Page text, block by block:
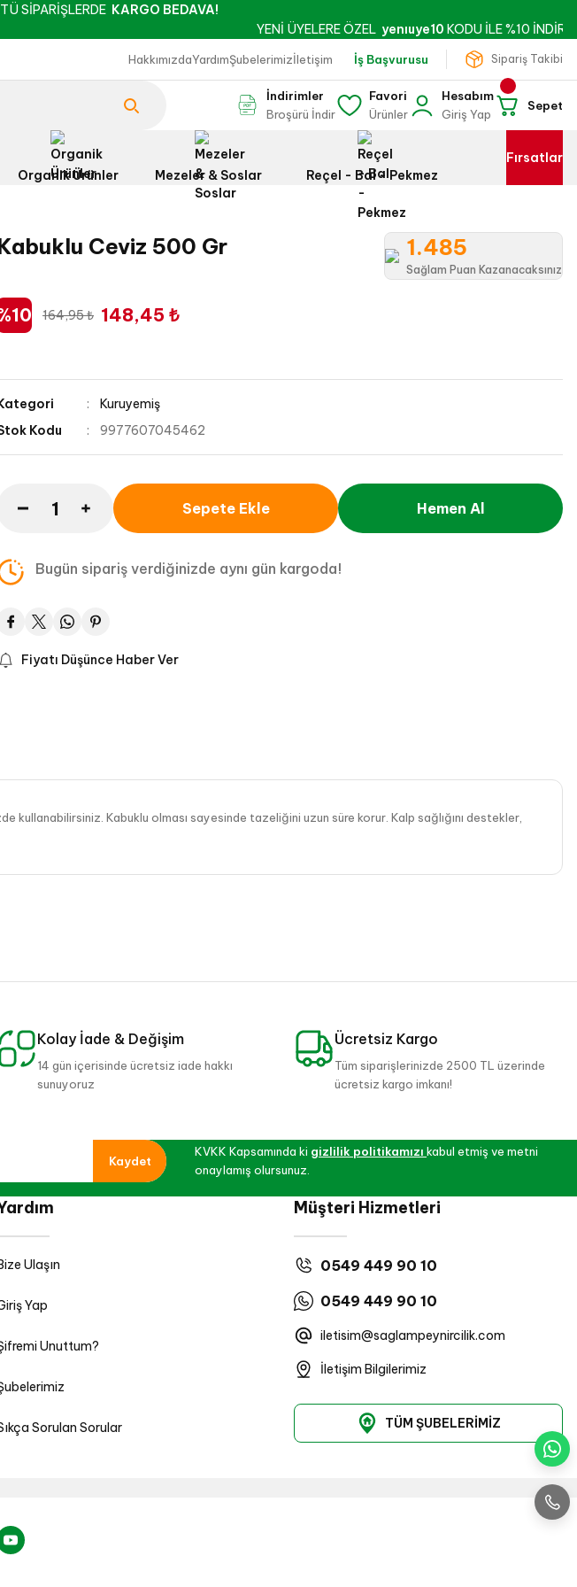
SİPARİŞLERDE KARGO BEDAVA!
YENİ ÜYELERE ÖZELyenıuye10KODU İLE %10 İNDİRİM!
HakkımızdaYardımŞubelerimizİletişim İş Başvurusu Sipariş Takibi
İndirimler
Broşürü İndir
Favori
Ürünler
Hesabım
Giriş Yap
Sepet
Organik Ürünler Mezeler & Soslar Reçel - Bal - Pekmez
Fırsatlar
Ceviz 500 Gr 1.485
Sağlam Puan Kazanacaksınız
164,95 ₺ 148,45 ₺
Kuruyemiş
Kodu
9977607045462
Sepete Ekle Hemen Al
Bugün sipariş verdiğinizde aynı gün kargoda!
Fiyatı Düşünce Haber Ver
Kabuklu olması sayesinde tazeliğini uzun süre korur. Kalp sağlığını destekler,
Kolay İade & Değişim
14 gün içerisinde ücretsiz iade hakkı
sunuyoruz
Ücretsiz Kargo
Tüm siparişlerinizde 2500 TL üzerinde
ücretsiz kargo imkanı!
Kaydet
KVKK Kapsamında ki gizlilik politikamızı kabul etmiş ve metni
onaylamış olursunuz.
Ulaşın
Yap
Unuttum?
Sorulan Sorular
Müşteri Hizmetleri
0549 449 90 10
0549 449 90 10
iletisim@saglampeynircilik.com
İletişim Bilgilerimiz
TÜM ŞUBELERİMİZ